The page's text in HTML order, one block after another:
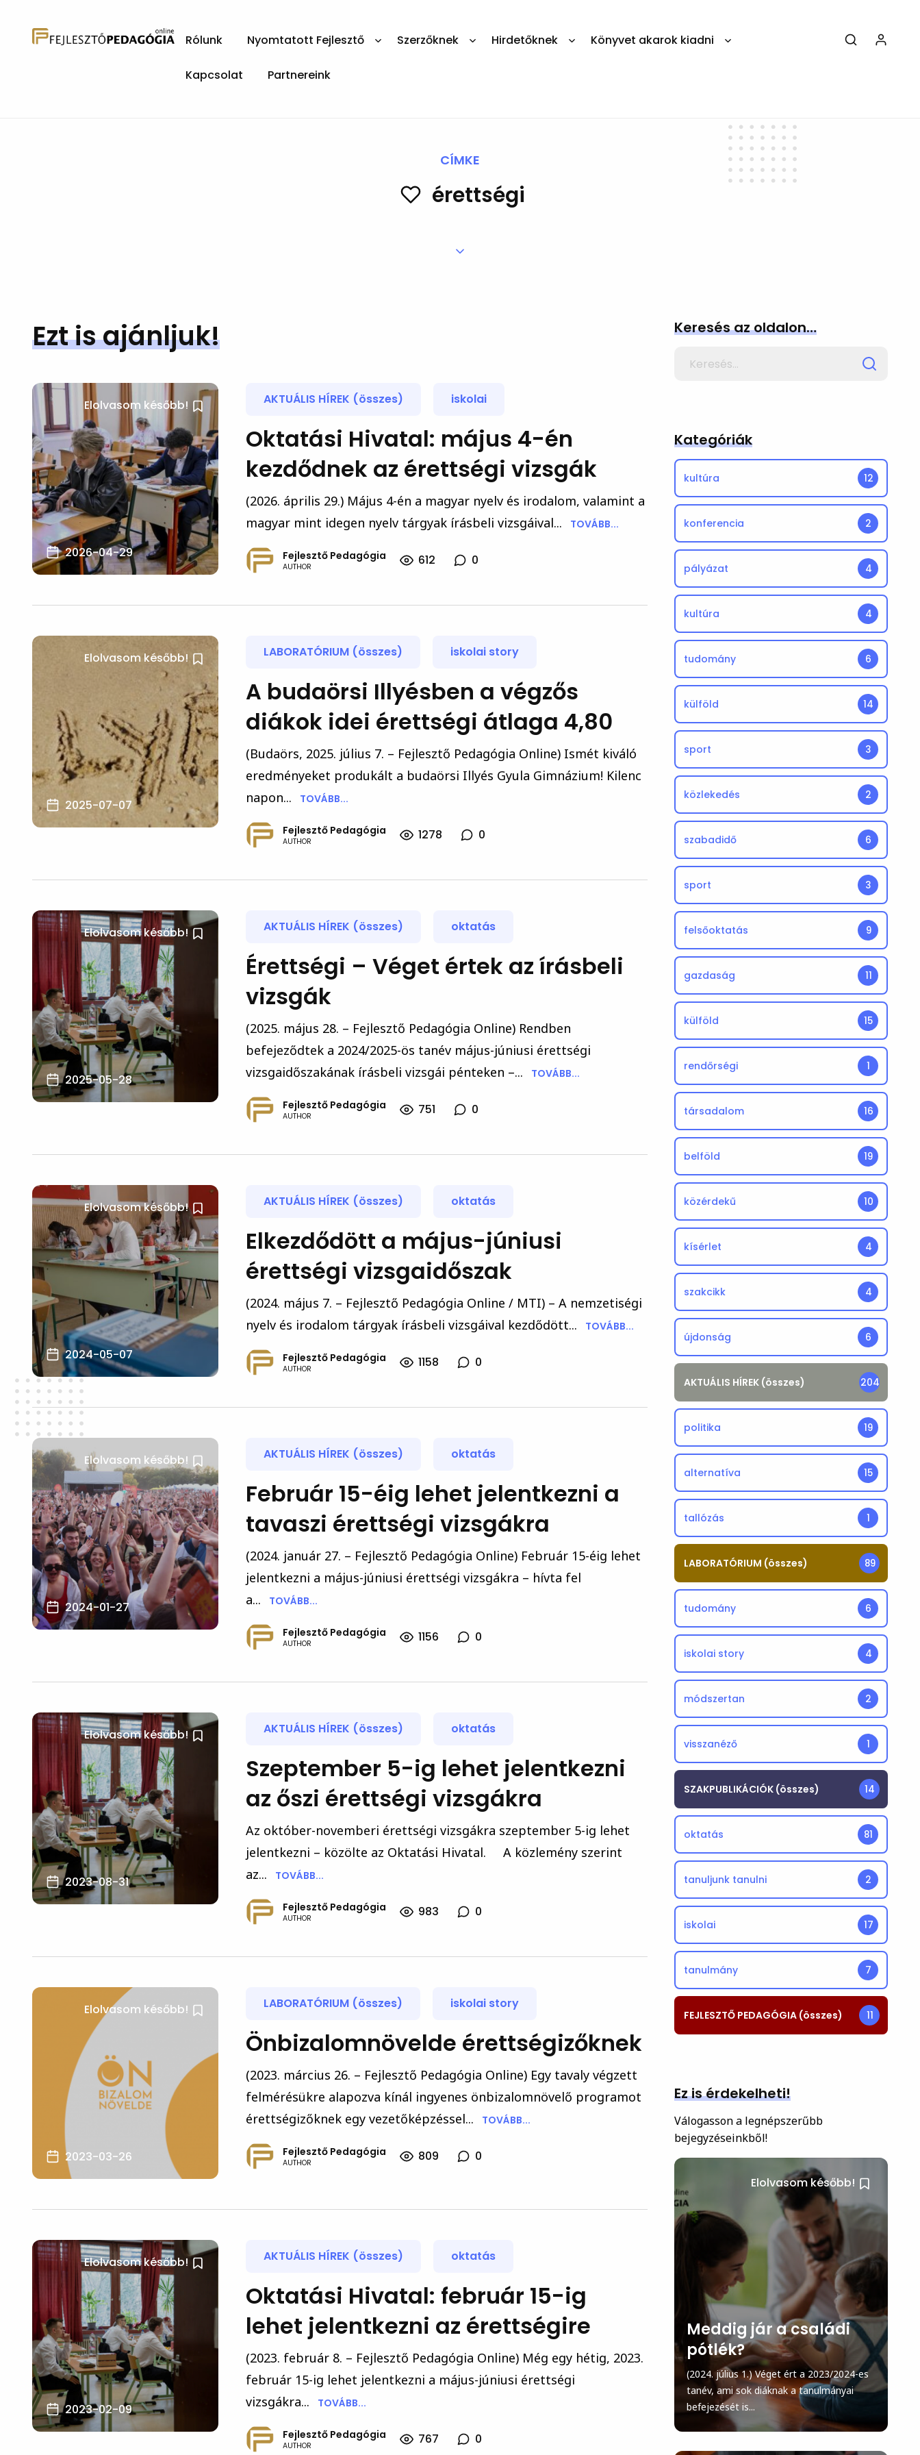
Rólunk Nyomtatott Fejlesztő Szerzőknek Hirdetőknek Könyvet akarok kiadni
Kapcsolat Partnereink
CÍMKE
érettségi
Ezt is ajánljuk!
Elolvasom később!
2026-04-29
AKTUÁLIS HÍREK (összes) iskolai
Oktatási Hivatal: május 4-én
kezdődnek az érettségi vizsgák
(2026. április 29.) Május 4-én a magyar nyelv és irodalom, valamint a
magyar mint idegen nyelv tárgyak írásbeli vizsgáival...
TOVÁBB...
Fejlesztő Pedagógia
AUTHOR 612 0
Elolvasom később!
2025-07-07
LABORATÓRIUM (összes) iskolai story
A budaörsi Illyésben a végzős
diákok idei érettségi átlaga 4,80
(Budaörs, 2025. július 7. – Fejlesztő Pedagógia Online) Ismét kiváló
eredményeket produkált a budaörsi Illyés Gyula Gimnázium! Kilenc
napon...
TOVÁBB...
Fejlesztő Pedagógia
AUTHOR 1278 0
Elolvasom később!
2025-05-28
AKTUÁLIS HÍREK (összes) oktatás
Érettségi – Véget értek az írásbeli
vizsgák
(2025. május 28. – Fejlesztő Pedagógia Online) Rendben
befejeződtek a 2024/2025-ös tanév május-júniusi érettségi
vizsgaidőszakának írásbeli vizsgái pénteken –...
TOVÁBB...
Fejlesztő Pedagógia
AUTHOR 751 0
Elolvasom később!
2024-05-07
AKTUÁLIS HÍREK (összes) oktatás
Elkezdődött a május-júniusi
érettségi vizsgaidőszak
(2024. május 7. – Fejlesztő Pedagógia Online / MTI) – A nemzetiségi
nyelv és irodalom tárgyak írásbeli vizsgáival kezdődött...
TOVÁBB...
Fejlesztő Pedagógia
AUTHOR 1158 0
Elolvasom később!
2024-01-27
AKTUÁLIS HÍREK (összes) oktatás
Február 15-éig lehet jelentkezni a
tavaszi érettségi vizsgákra
(2024. január 27. – Fejlesztő Pedagógia Online) Február 15-éig lehet
jelentkezni a május-júniusi érettségi vizsgákra – hívta fel
a...
TOVÁBB...
Fejlesztő Pedagógia
AUTHOR 1156 0
Elolvasom később!
2023-08-31
AKTUÁLIS HÍREK (összes) oktatás
Szeptember 5-ig lehet jelentkezni
az őszi érettségi vizsgákra
Az október-novemberi érettségi vizsgákra szeptember 5-ig lehet
jelentkezni – közölte az Oktatási Hivatal. A közlemény szerint
az...
TOVÁBB...
Fejlesztő Pedagógia
AUTHOR 983 0
Elolvasom később!
2023-03-26
LABORATÓRIUM (összes) iskolai story
Önbizalomnövelde érettségizőknek
(2023. március 26. – Fejlesztő Pedagógia Online) Egy tavaly végzett
felmérésükre alapozva kínál ingyenes önbizalomnövelő programot
érettségizőknek egy vezetőképzéssel...
TOVÁBB...
Fejlesztő Pedagógia
AUTHOR 809 0
Elolvasom később!
2023-02-09
AKTUÁLIS HÍREK (összes) oktatás
Oktatási Hivatal: február 15-ig
lehet jelentkezni az érettségire
(2023. február 8. – Fejlesztő Pedagógia Online) Még egy hétig, 2023.
február 15-ig lehet jelentkezni a május-júniusi érettségi
vizsgákra...
TOVÁBB...
Fejlesztő Pedagógia
AUTHOR 767 0
Keresés az oldalon…
Kategóriák
kultúra 12
konferencia 2
pályázat 4
kultúra 4
tudomány 6
külföld 14
sport 3
közlekedés 2
szabadidő 6
sport 3
felsőoktatás 9
gazdaság 11
külföld 15
rendőrségi 1
társadalom 16
belföld 19
közérdekű 10
kísérlet 4
szakcikk 4
újdonság 6
AKTUÁLIS HÍREK (összes) 204
politika 19
alternatíva 15
tallózás 1
LABORATÓRIUM (összes) 89
tudomány 6
iskolai story 4
módszertan 2
visszanéző 1
SZAKPUBLIKÁCIÓK (összes) 14
oktatás 81
tanuljunk tanulni 2
iskolai 17
tanulmány 7
FEJLESZTŐ PEDAGÓGIA (összes) 11
Ez is érdekelheti!
Válogasson a legnépszerűbb
bejegyzéseinkből!
Elolvasom később!
Meddig jár a családi
pótlék?
(2024. július 1.) Véget ért a 2023/2024-es
tanév, ami sok diáknak a tanulmányai
befejezését is...